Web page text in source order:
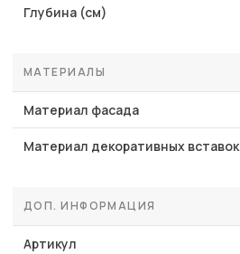
Глубина (см)
МАТЕРИАЛЫ
Материал фасада
Материал декоративных вставок
ДОП. ИНФОРМАЦИЯ
Артикул